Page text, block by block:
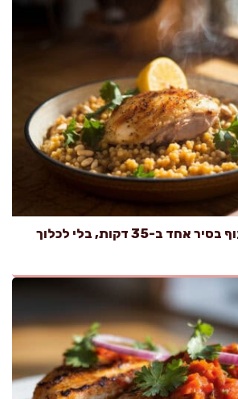
פתיתים עם חזה עוף בסיר אחד ב-35 דקות, בלי לכלוך